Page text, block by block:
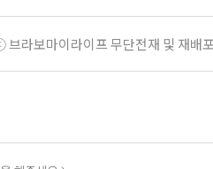
라보마이라이프 무단전재 및 재배